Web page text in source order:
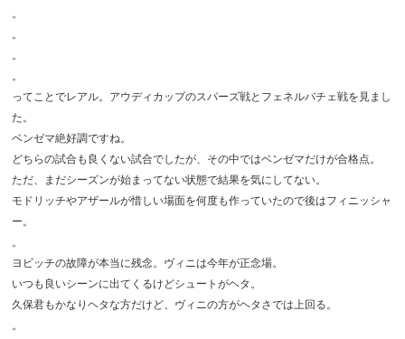
。
。
。
。
ってことでレアル。アウディカップのスパーズ戦とフェネルバチェ戦を見まし
た。
ベンゼマ絶好調ですね。
どちらの試合も良くない試合でしたが、その中ではベンゼマだけが合格点。
ただ、まだシーズンが始まってない状態で結果を気にしてない。
モドリッチやアザールが惜しい場面を何度も作っていたので後はフィニッシャ
ー。
。
ヨビッチの故障が本当に残念。ヴィニは今年が正念場。
いつも良いシーンに出てくるけどシュートがヘタ。
久保君もかなりヘタな方だけど、ヴィニの方がヘタさでは上回る。
。